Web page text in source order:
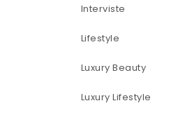
Interviste
Lifestyle
Luxury Beauty
Luxury Lifestyle